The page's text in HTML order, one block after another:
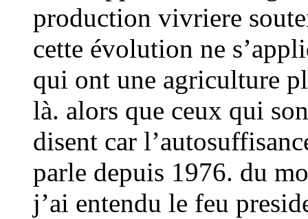
production vivriere
cette évolution ne
qui ont une agriculture
là. alors que ceux qui
disent car
parle depuis 1976. du
j’ai entendu le feu